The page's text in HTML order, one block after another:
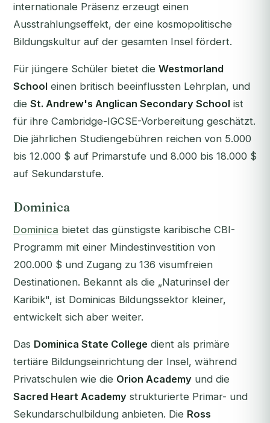
internationale Präsenz erzeugt einen
Ausstrahlungseffekt, der eine kosmopolitische
Bildungskultur auf der gesamten Insel fördert.
Für jüngere Schüler bietet die Westmorland
School einen britisch beeinflussten Lehrplan, und
die St. Andrew's Anglican Secondary School ist
für ihre Cambridge-IGCSE-Vorbereitung geschätzt.
Die jährlichen Studiengebühren reichen von 5.000
bis 12.000 $ auf Primarstufe und 8.000 bis 18.000 $
auf Sekundarstufe.
Dominica
Dominica bietet das günstigste karibische CBI-
Programm mit einer Mindestinvestition von
200.000 $ und Zugang zu 136 visumfreien
Destinationen. Bekannt als die „Naturinsel der
Karibik", ist Dominicas Bildungssektor kleiner,
entwickelt sich aber weiter.
Das Dominica State College dient als primäre
tertiäre Bildungseinrichtung der Insel, während
Privatschulen wie die Orion Academy und die
Sacred Heart Academy strukturierte Primar- und
Sekundarschulbildung anbieten. Die Ross